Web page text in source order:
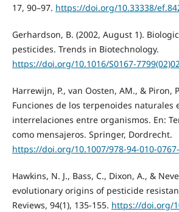
17, 90–97. https://doi.org/10.33338/
Gerhardson, B. (2002, August 1).
pesticides. Trends in Biotechnology.
https://doi.org/10.1016/S0167-
Harrewijn, P., van Oosten, AM., & Piron,
Funciones de los terpenoides naturales
interrelaciones entre organismos. En:
como mensajeros. Springer, Dordrecht.
https://doi.org/10.1007/978-94-010-
Hawkins, N. J., Bass, C., Dixon, A., &
evolutionary origins of pesticide
Reviews, 94(1), 135-155. https://doi.org/